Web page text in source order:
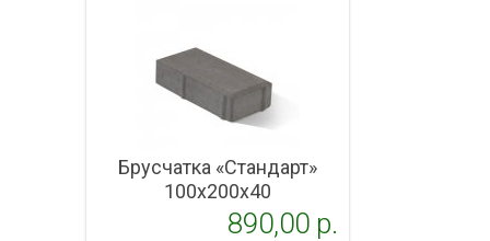
Брусчатка «Стандарт»
100x200х40
890,00 p.